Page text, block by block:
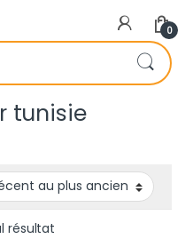
0
tunisie
résultat